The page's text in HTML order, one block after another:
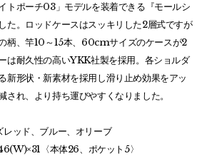
トポーチ03」モデルを装着できる『モールシ
た。ロッドケースはスッキリした2層式ですが
柄、竿10～15本、60cmサイズのケースが2
は耐久性の高いYKK社製を採用。各ショルダ
新形状・新素材を採用し滑り止め効果をアッ
され、より持ち運びやすくなりました。
ッド、ブルー、オリーブ
〈本体26、ポケット5〉